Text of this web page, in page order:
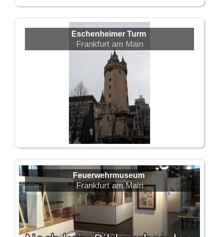
Eschenheimer Turm
Frankfurt am Main
Feuerwehrmuseum
Frankfurt am Main